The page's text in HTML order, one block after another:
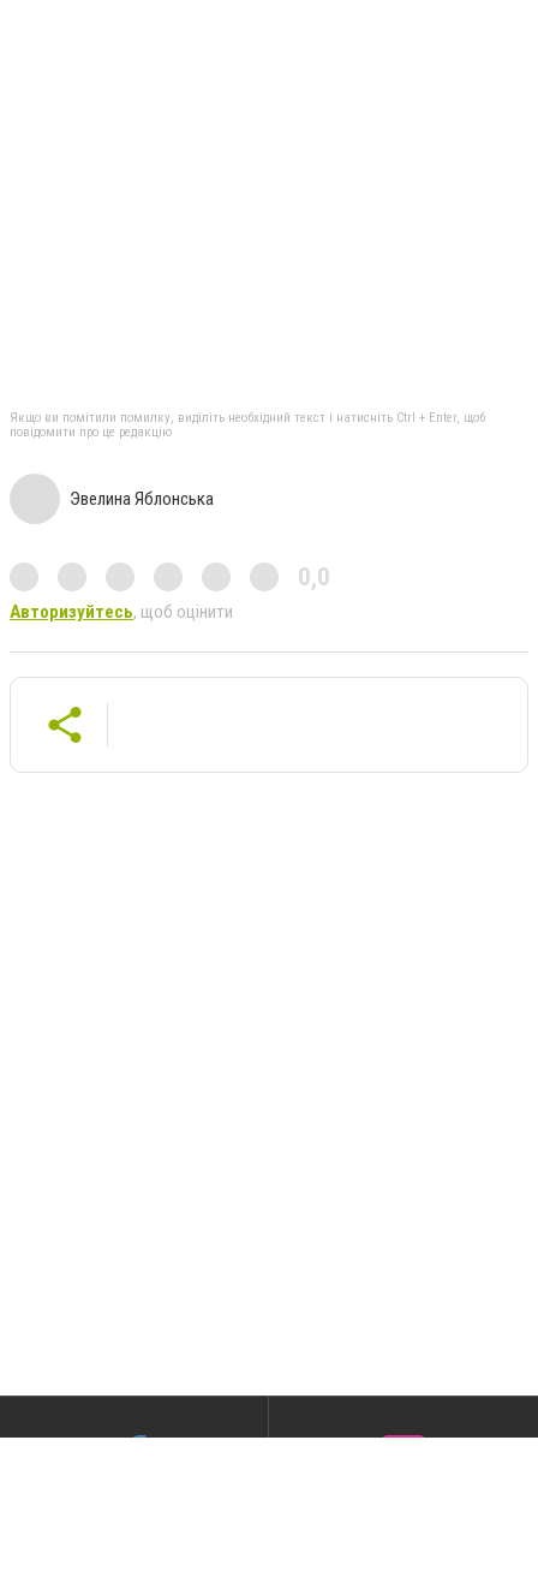
Якщо ви помітили помилку, виділіть необхідний текст і натисніть Ctrl + Enter, щоб
повідомити про це редакцію
Эвелина Яблонська
0,0
Авторизуйтесь, щоб оцінити